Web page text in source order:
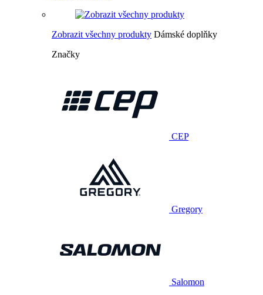
Zobrazit všechny produkty Dámské doplňky
Značky
CEP
Gregory
Salomon